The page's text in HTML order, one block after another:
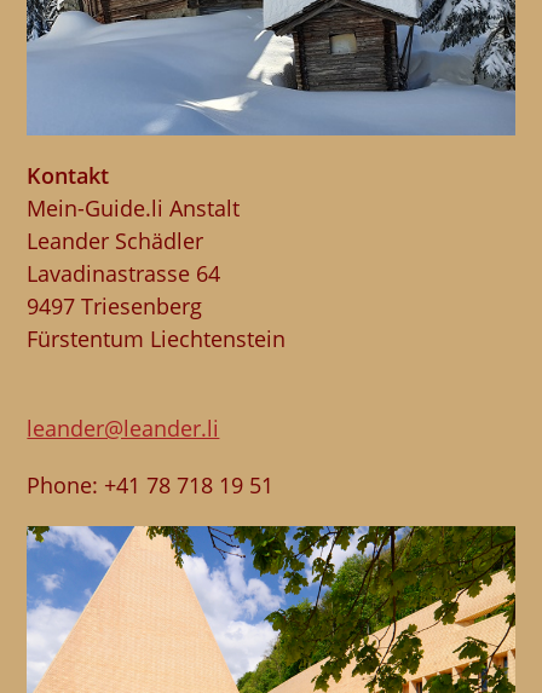
Kontakt
Mein-Guide.li Anstalt
Leander Schädler
Lavadinastrasse 64
9497 Triesenberg
Fürstentum Liechtenstein
leander@leander.li
Phone: +41 78 718 19 51